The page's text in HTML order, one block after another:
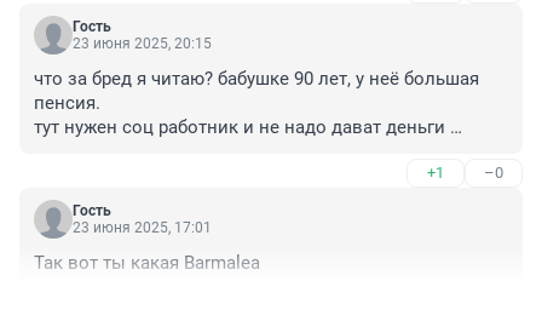
Гость
23 июня 2025, 20:15
что за бред я читаю? бабушке 90 лет, у неё большая
пенсия.
тут нужен соц работник и не надо дават деньги
также оплачивать работу соц работника за уборку,
стирку, готовку и тдт (это НЕ дорого).
странно как-то приходит мужик (племянник)и
+1 –0
Гость
23 июня 2025, 17:01
Так вот ты какая Barmalea